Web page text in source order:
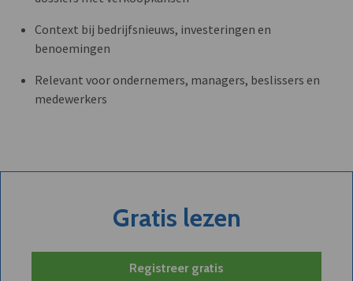
Context bij bedrijfsnieuws, investeringen en
benoemingen
Relevant voor ondernemers, managers, beslissers en
medewerkers
Gratis lezen
Registreer gratis